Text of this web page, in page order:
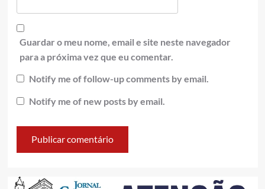
Guardar o meu nome, email e site neste navegador
para a próxima vez que eu comentar.
Notify me of follow-up comments by email.
Notify me of new posts by email.